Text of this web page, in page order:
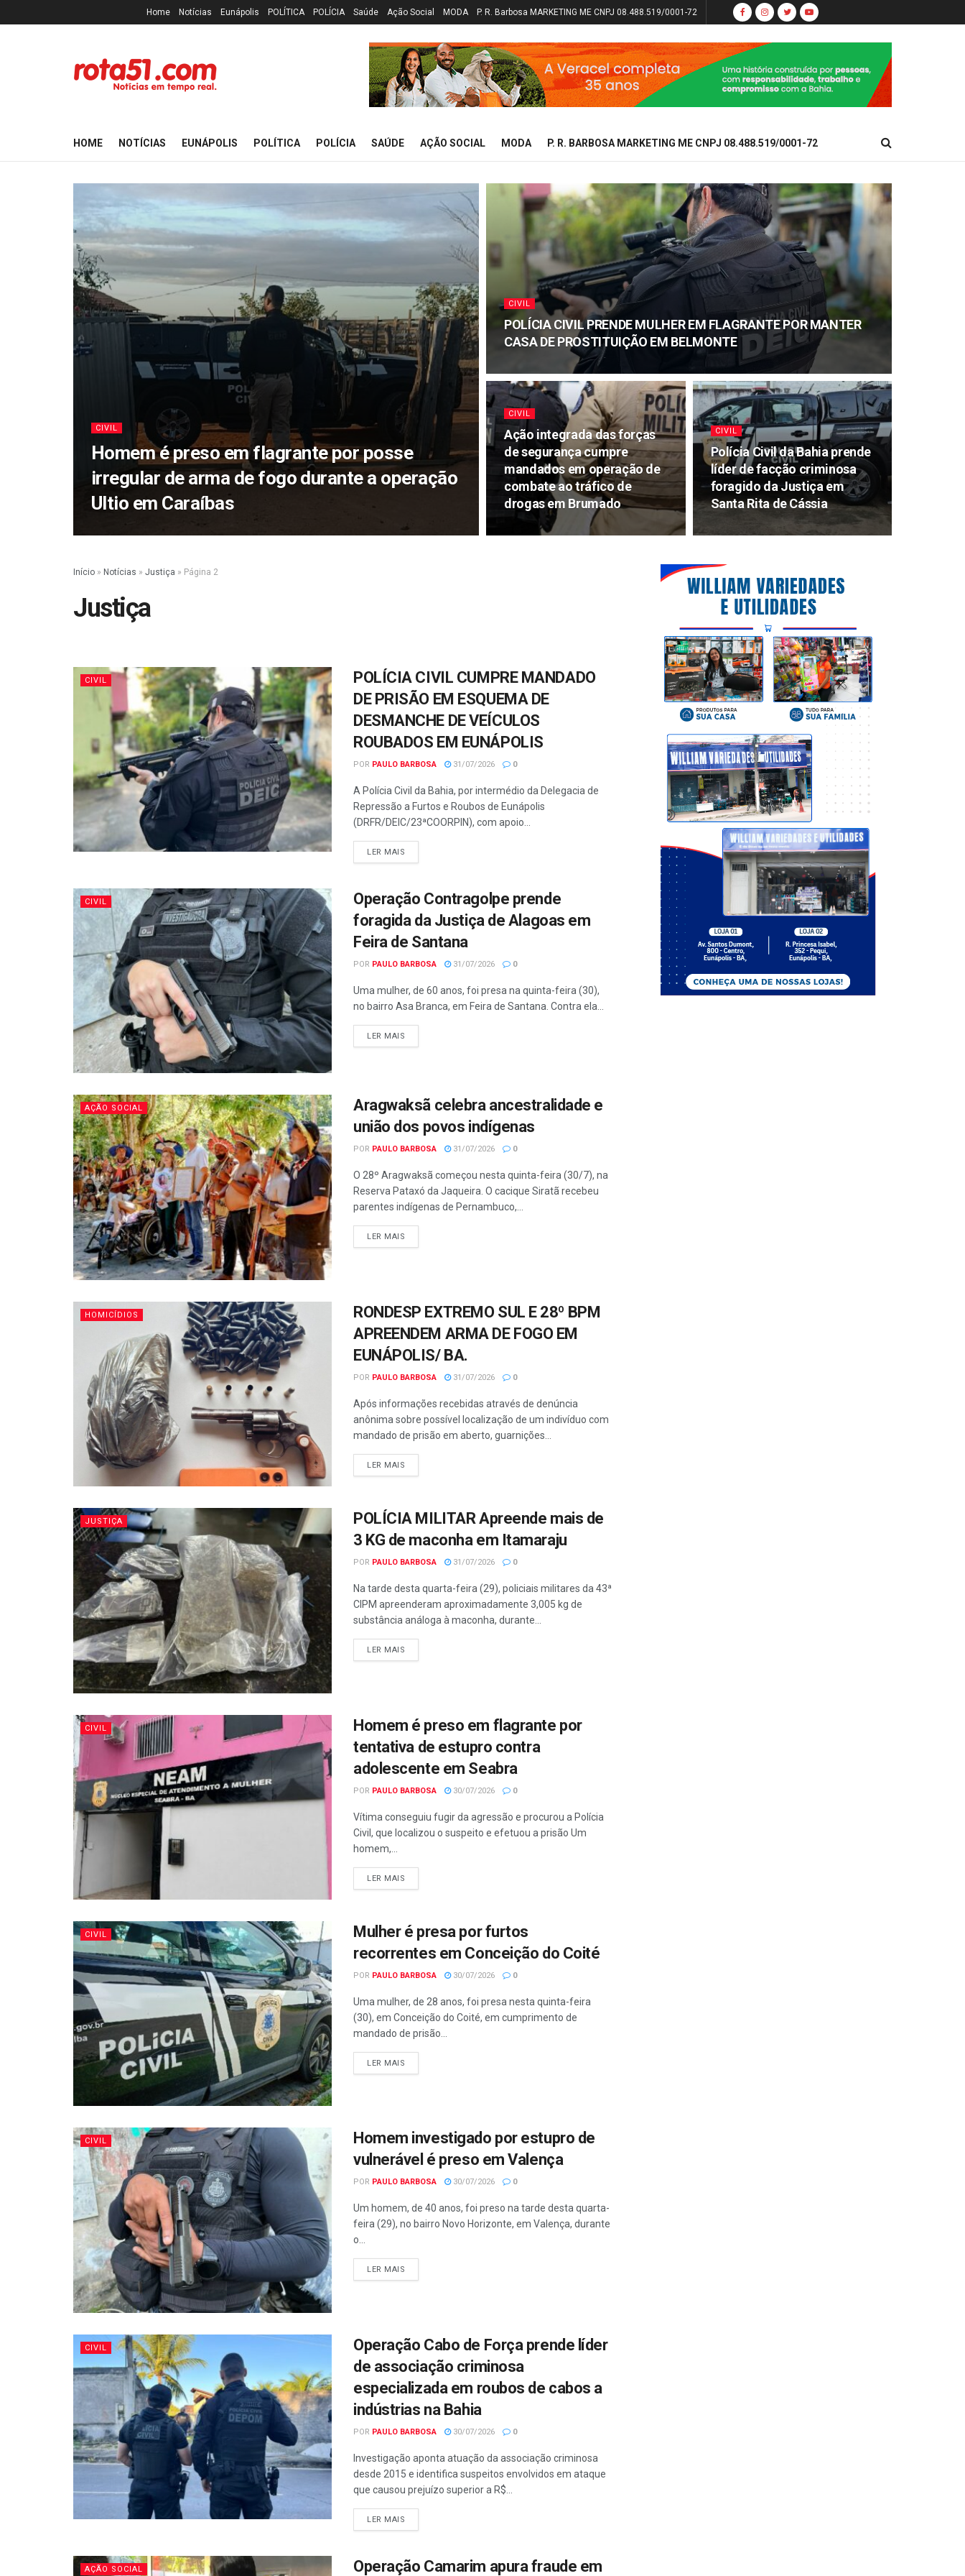
Home Notícias Eunápolis POLÍTICA POLÍCIA Saúde Ação Social MODA P. R. Barbosa MARKETING ME CNPJ 08.488.519/0001-72
HOME NOTÍCIAS EUNÁPOLIS POLÍTICA POLÍCIA SAÚDE AÇÃO SOCIAL MODA P. R. BARBOSA MARKETING ME CNPJ 08.488.519/0001-72
CIVIL
Homem é preso em flagrante por posse
irregular de arma de fogo durante a operação
Ultio em Caraíbas
CIVIL
POLÍCIA CIVIL PRENDE MULHER EM FLAGRANTE POR MANTER
CASA DE PROSTITUIÇÃO EM BELMONTE
CIVIL
Ação integrada das forças
de segurança cumpre
mandados em operação de
combate ao tráfico de
drogas em Brumado
CIVIL
Polícia Civil da Bahia prende
líder de facção criminosa
foragido da Justiça em
Santa Rita de Cássia
Início » Notícias » Justiça » Página 2
Justiça
CIVIL
POLÍCIA CIVIL CUMPRE MANDADO
DE PRISÃO EM ESQUEMA DE
DESMANCHE DE VEÍCULOS
ROUBADOS EM EUNÁPOLIS
POR PAULO BARBOSA 31/07/2026 0
A Polícia Civil da Bahia, por intermédio da Delegacia de
Repressão a Furtos e Roubos de Eunápolis
(DRFR/DEIC/23ªCOORPIN), com apoio...
LER MAIS
CIVIL
Operação Contragolpe prende
foragida da Justiça de Alagoas em
Feira de Santana
POR PAULO BARBOSA 31/07/2026 0
Uma mulher, de 60 anos, foi presa na quinta-feira (30),
no bairro Asa Branca, em Feira de Santana. Contra ela...
LER MAIS
AÇÃO SOCIAL
Aragwaksã celebra ancestralidade e
união dos povos indígenas
POR PAULO BARBOSA 31/07/2026 0
O 28º Aragwaksã começou nesta quinta-feira (30/7), na
Reserva Pataxó da Jaqueira. O cacique Siratã recebeu
parentes indígenas de Pernambuco,...
LER MAIS
HOMICÍDIOS
RONDESP EXTREMO SUL E 28º BPM
APREENDEM ARMA DE FOGO EM
EUNÁPOLIS/ BA.
POR PAULO BARBOSA 31/07/2026 0
Após informações recebidas através de denúncia
anônima sobre possível localização de um indivíduo com
mandado de prisão em aberto, guarnições...
LER MAIS
JUSTIÇA
POLÍCIA MILITAR Apreende mais de
3 KG de maconha em Itamaraju
POR PAULO BARBOSA 31/07/2026 0
Na tarde desta quarta-feira (29), policiais militares da 43ª
CIPM apreenderam aproximadamente 3,005 kg de
substância análoga à maconha, durante...
LER MAIS
CIVIL
Homem é preso em flagrante por
tentativa de estupro contra
adolescente em Seabra
POR PAULO BARBOSA 30/07/2026 0
Vítima conseguiu fugir da agressão e procurou a Polícia
Civil, que localizou o suspeito e efetuou a prisão Um
homem,...
LER MAIS
CIVIL
Mulher é presa por furtos
recorrentes em Conceição do Coité
POR PAULO BARBOSA 30/07/2026 0
Uma mulher, de 28 anos, foi presa nesta quinta-feira
(30), em Conceição do Coité, em cumprimento de
mandado de prisão...
LER MAIS
CIVIL
Homem investigado por estupro de
vulnerável é preso em Valença
POR PAULO BARBOSA 30/07/2026 0
Um homem, de 40 anos, foi preso na tarde desta quarta-
feira (29), no bairro Novo Horizonte, em Valença, durante
o...
LER MAIS
CIVIL
Operação Cabo de Força prende líder
de associação criminosa
especializada em roubos de cabos a
indústrias na Bahia
POR PAULO BARBOSA 30/07/2026 0
Investigação aponta atuação da associação criminosa
desde 2015 e identifica suspeitos envolvidos em ataque
que causou prejuízo superior a R$...
LER MAIS
AÇÃO SOCIAL Operação Camarim apura fraude em